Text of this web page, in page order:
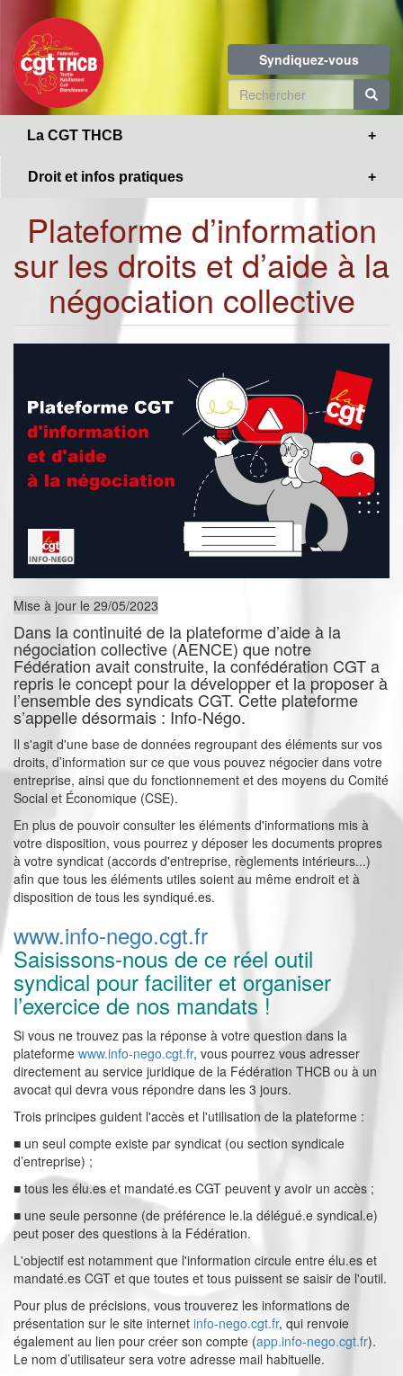
contenu
principal
Syndiquez-vous
Formulaire
de
La CGT THCB
Droit et infos pratiques
Plateforme d’information
sur les droits et d’aide à la
négociation collective
Mise à jour le 29/05/2023
Dans la continuité de la plateforme d’aide à la
négociation collective (AENCE) que notre
Fédération avait construite, la confédération CGT a
repris le concept pour la développer et la proposer à
l’ensemble des syndicats CGT. Cette plateforme
s’appelle désormais : Info-Négo.
Il s'agit d'une base de données regroupant des éléments sur vos
droits, d’information sur ce que vous pouvez négocier dans votre
entreprise, ainsi que du fonctionnement et des moyens du Comité
Social et Économique (CSE).
En plus de pouvoir consulter les éléments d'informations mis à
votre disposition, vous pourrez y déposer les documents propres
à votre syndicat (accords d'entreprise, règlements intérieurs...)
afin que tous les éléments utiles soient au même endroit et à
disposition de tous les syndiqué.es.
www.info-nego.cgt.fr
Saisissons-nous de ce réel outil
syndical pour faciliter et organiser
l’exercice de nos mandats !
Si vous ne trouvez pas la réponse à votre question dans la
plateforme www.info-nego.cgt.fr, vous pourrez vous adresser
directement au service juridique de la Fédération THCB ou à un
avocat qui devra vous répondre dans les 3 jours.
Trois principes guident l'accès et l'utilisation de la plateforme :
■ un seul compte existe par syndicat (ou section syndicale
d’entreprise) ;
■ tous les élu.es et mandaté.es CGT peuvent y avoir un accès ;
■ une seule personne (de préférence le.la délégué.e syndical.e)
peut poser des questions à la Fédération.
L'objectif est notamment que l'information circule entre élu.es et
mandaté.es CGT et que toutes et tous puissent se saisir de l'outil.
Pour plus de précisions, vous trouverez les informations de
présentation sur le site internet info-nego.cgt.fr, qui renvoie
également au lien pour créer son compte (app.info-nego.cgt.fr).
Le nom d’utilisateur sera votre adresse mail habituelle.